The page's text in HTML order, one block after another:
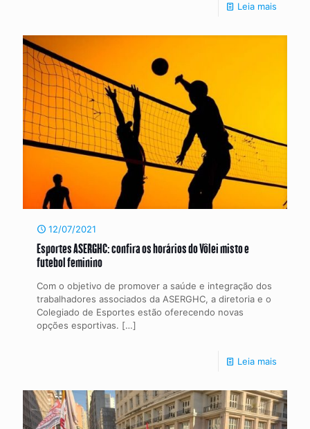
Leia mais
12/07/2021
Esportes ASERGHC: confira os horários do Vôlei misto e
futebol feminino
Com o objetivo de promover a saúde e integração dos
trabalhadores associados da ASERGHC, a diretoria e o
Colegiado de Esportes estão oferecendo novas
opções esportivas. […]
Leia mais